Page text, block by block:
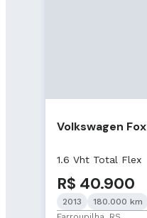
Volkswagen Fox
1.6 Vht Total Flex
R$ 40.900
2013
180.000 km